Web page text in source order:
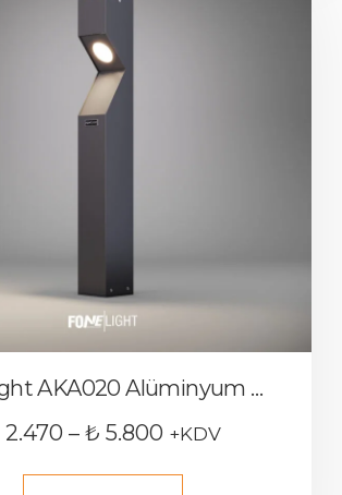
FoneLight AKA020 Alüminyum Dış Mekan Bollard Bahçe Aydınlatması
2.470 – ₺ 5.800 +KDV